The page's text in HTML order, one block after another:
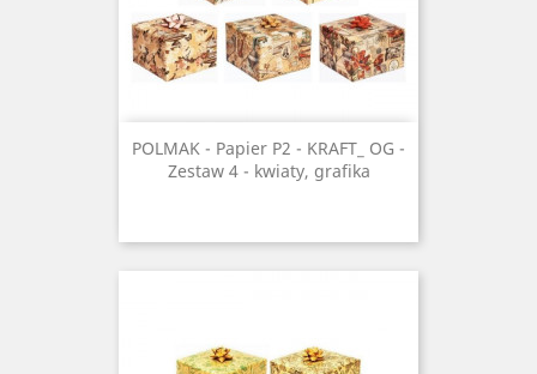
POLMAK - Papier P2 - KRAFT_ OG -
Zestaw 4 - kwiaty, grafika